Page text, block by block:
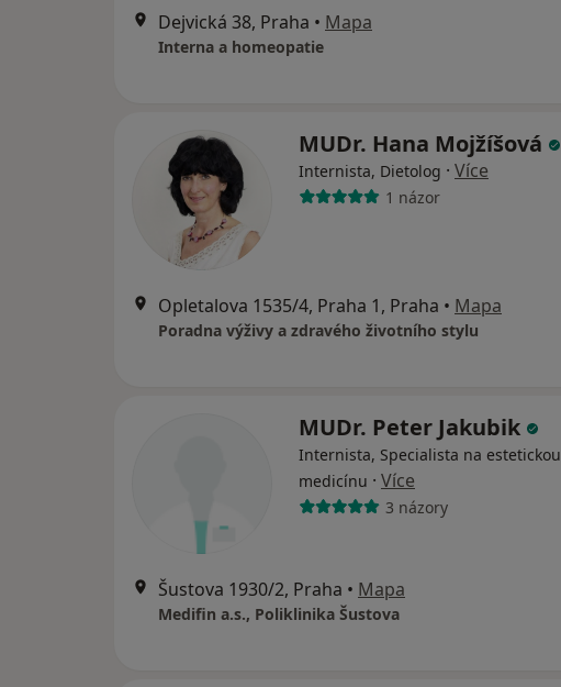
Dejvická 38, Praha • Mapa
Interna a homeopatie
MUDr. Hana Mojžíšová
Internista, Dietolog · Více
1 názor
Opletalova 1535/4, Praha 1, Praha • Mapa
Poradna výživy a zdravého životního stylu
MUDr. Peter Jakubik
Internista, Specialista na estetickou
medicínu · Více
3 názory
Šustova 1930/2, Praha • Mapa
Medifin a.s., Poliklinika Šustova